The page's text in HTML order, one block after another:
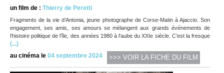
un film de : Thierry de Peretti
Fragments de la vie d’Antonia, jeune photographe de Corse-Matin à Ajaccio. Son
engagement, ses amis, ses amours se mélangent aux grands événements de
l’histoire politique de l'île, des années 1980 à l'aube du XXIe siècle. C’est la fresque
(...)
au cinéma le 04 septembre 2024 >>> VOIR LA FICHE DU FILM